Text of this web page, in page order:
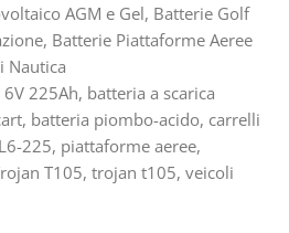
AGM e Gel, Batterie Golf
, Batterie Piattaforme Aeree
Nautica
225Ah, batteria a scarica
, batteria piombo-acido, carrelli
225, piattaforme aeree,
T105, trojan t105, veicoli